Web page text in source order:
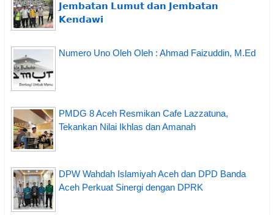
𝗝𝗲𝗺𝗯𝗮𝘁𝗮𝗻 𝗟𝘂𝗺𝘂𝘁 𝗱𝗮𝗻 𝗝𝗲𝗺𝗯𝗮𝘁𝗮𝗻
𝗞𝗲𝗻𝗱𝗮𝘄𝗶
Numero Uno Oleh Oleh : Ahmad Faizuddin, M.Ed
PMDG 8 Aceh Resmikan Cafe Lazzatuna,
Tekankan Nilai Ikhlas dan Amanah
DPW Wahdah Islamiyah Aceh dan DPD Banda
Aceh Perkuat Sinergi dengan DPRK